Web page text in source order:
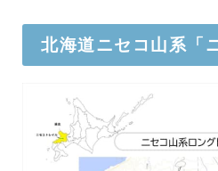
北海道ニセコ山系「